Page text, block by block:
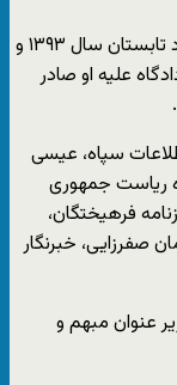
جیسون رضاییان که تابعیت ایرانی- آمریکایی دارد تابستان سال ۱۳۹۳ و
علیه او صادر
سپاه، عیسی
ریاست جمهوری
فرهیختگان،
صفرزایی، خبرنگار
عنوان مبهم و